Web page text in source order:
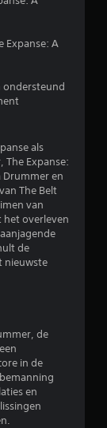
e
i
n
g
3
.
1
/
5
s
Expanse: A
ondersteund
als
Expanse:
Drummer en
The Belt
van
het overleven
de
nieuwste
de
in de
en